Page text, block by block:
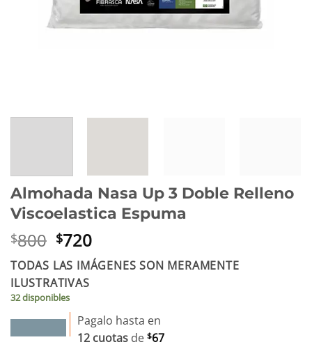
Almohada Nasa Up 3 Doble Relleno
Viscoelastica Espuma
$800 El
precio
original
era:
$800.
$720El
precio
actual
TODAS LAS IMÁGENES SON MERAMENTE
ILUSTRATIVAS
32 disponibles
Pagalo hasta en
12 cuotas de $67